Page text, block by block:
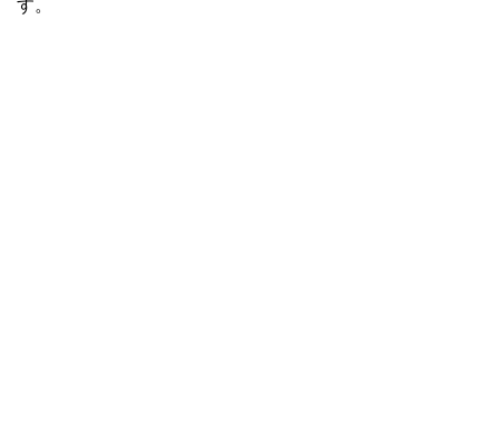
す。